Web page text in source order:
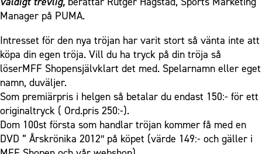
Inspiration
Vanliga frågor om 1910 Event
Himmelsblå Tillsammans
Karriärakademin
Grundskolefotboll mot rasismer
Skolakademier
Fonder
Historik – damlaget
Policydokument
Personuppgiftspolicy
Manager på PUMA.
Intresset för den nya tröjan har varit stort så vänta inte att
köpa din egen tröja. Vill du ha tryck på din tröja så
löserMFF Shopensjälvklart det med. Spelarnamn eller eget
namn, duväljer.
Som premiärpris i helgen så betalar du endast 150:- för ett
originaltryck ( Ord.pris 250:-).
Dom 100st första som handlar tröjan kommer få med en
DVD ” Årskrönika 2012″ på köpet (värde 149:- och gäller i